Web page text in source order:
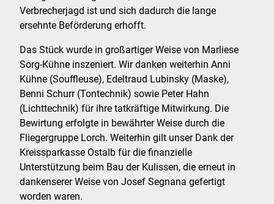
Verbrecherjagd ist und sich dadurch die lange
ersehnte Beförderung erhofft.
Das Stück wurde in großartiger Weise von Marliese
Sorg-Kühne inszeniert. Wir danken weiterhin Anni
Kühne (Souffleuse), Edeltraud Lubinsky (Maske),
Benni Schurr (Tontechnik) sowie Peter Hahn
(Lichttechnik) für ihre tatkräftige Mitwirkung. Die
Bewirtung erfolgte in bewährter Weise durch die
Fliegergruppe Lorch. Weiterhin gilt unser Dank der
Kreissparkasse Ostalb für die finanzielle
Unterstützung beim Bau der Kulissen, die erneut in
dankenserer Weise von Josef Segnana gefertigt
worden waren.